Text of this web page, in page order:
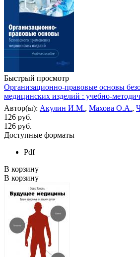
Быстрый просмотр
Организационно-правовые основы
медицинских изделий : учебно-
Автор(ы): Акулин И.М., Махова О.А.,
126 руб.
126 руб.
Доступные форматы
Pdf
В корзину
В корзину